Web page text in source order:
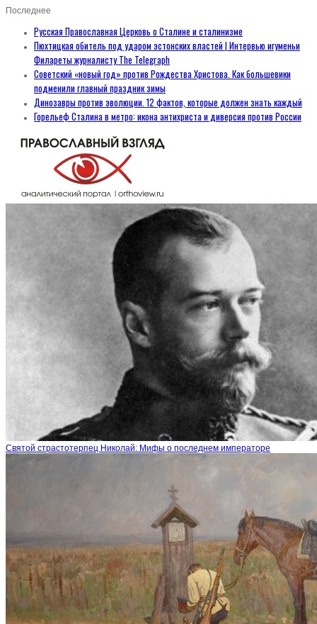
Последнее
Русская Православная Церковь о Сталине и сталинизме
Пюхтицкая обитель под ударом эстонских властей | Интервью игуменьи
Филареты журналисту The Telegraph
Советский «новый год» против Рождества Христова. Как большевики
подменили главный праздник зимы
Динозавры против эволюции. 12 фактов, которые должен знать каждый
Горельеф Сталина в метро: икона антихриста и диверсия против России
Святой страстотерпец Николай: Мифы о последнем императоре